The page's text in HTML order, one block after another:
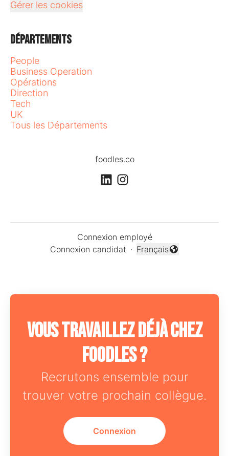
Gérer les cookies
Départements
People
Business Operation
Opérations
Direction
Tech
UK
Tous les Départements
foodles.co
Connexion employé
Connexion candidat ·
Changer la langue
Français
Vous travaillez déjà chez
Foodles ?
Recrutons ensemble pour
trouver votre prochain collègue.
Connexion